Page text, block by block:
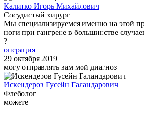
Калитко Игорь Михайлович
Сосудистый хирург
Мы специализируемся именно на этой
ноги при гангрене в большинстве
?
операция
29 октября 2019
могу отправлять вам мой диагноз
Искендеров Гусейн Галандарович
Флеболог
можете